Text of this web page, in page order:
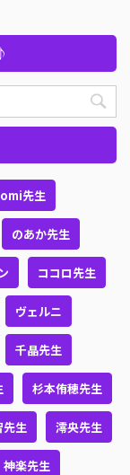
先生
のあか先生
ココロ先生
ヴェルニ
千晶先生
杉本侑穂先生
先生 澪央先生
神楽先生